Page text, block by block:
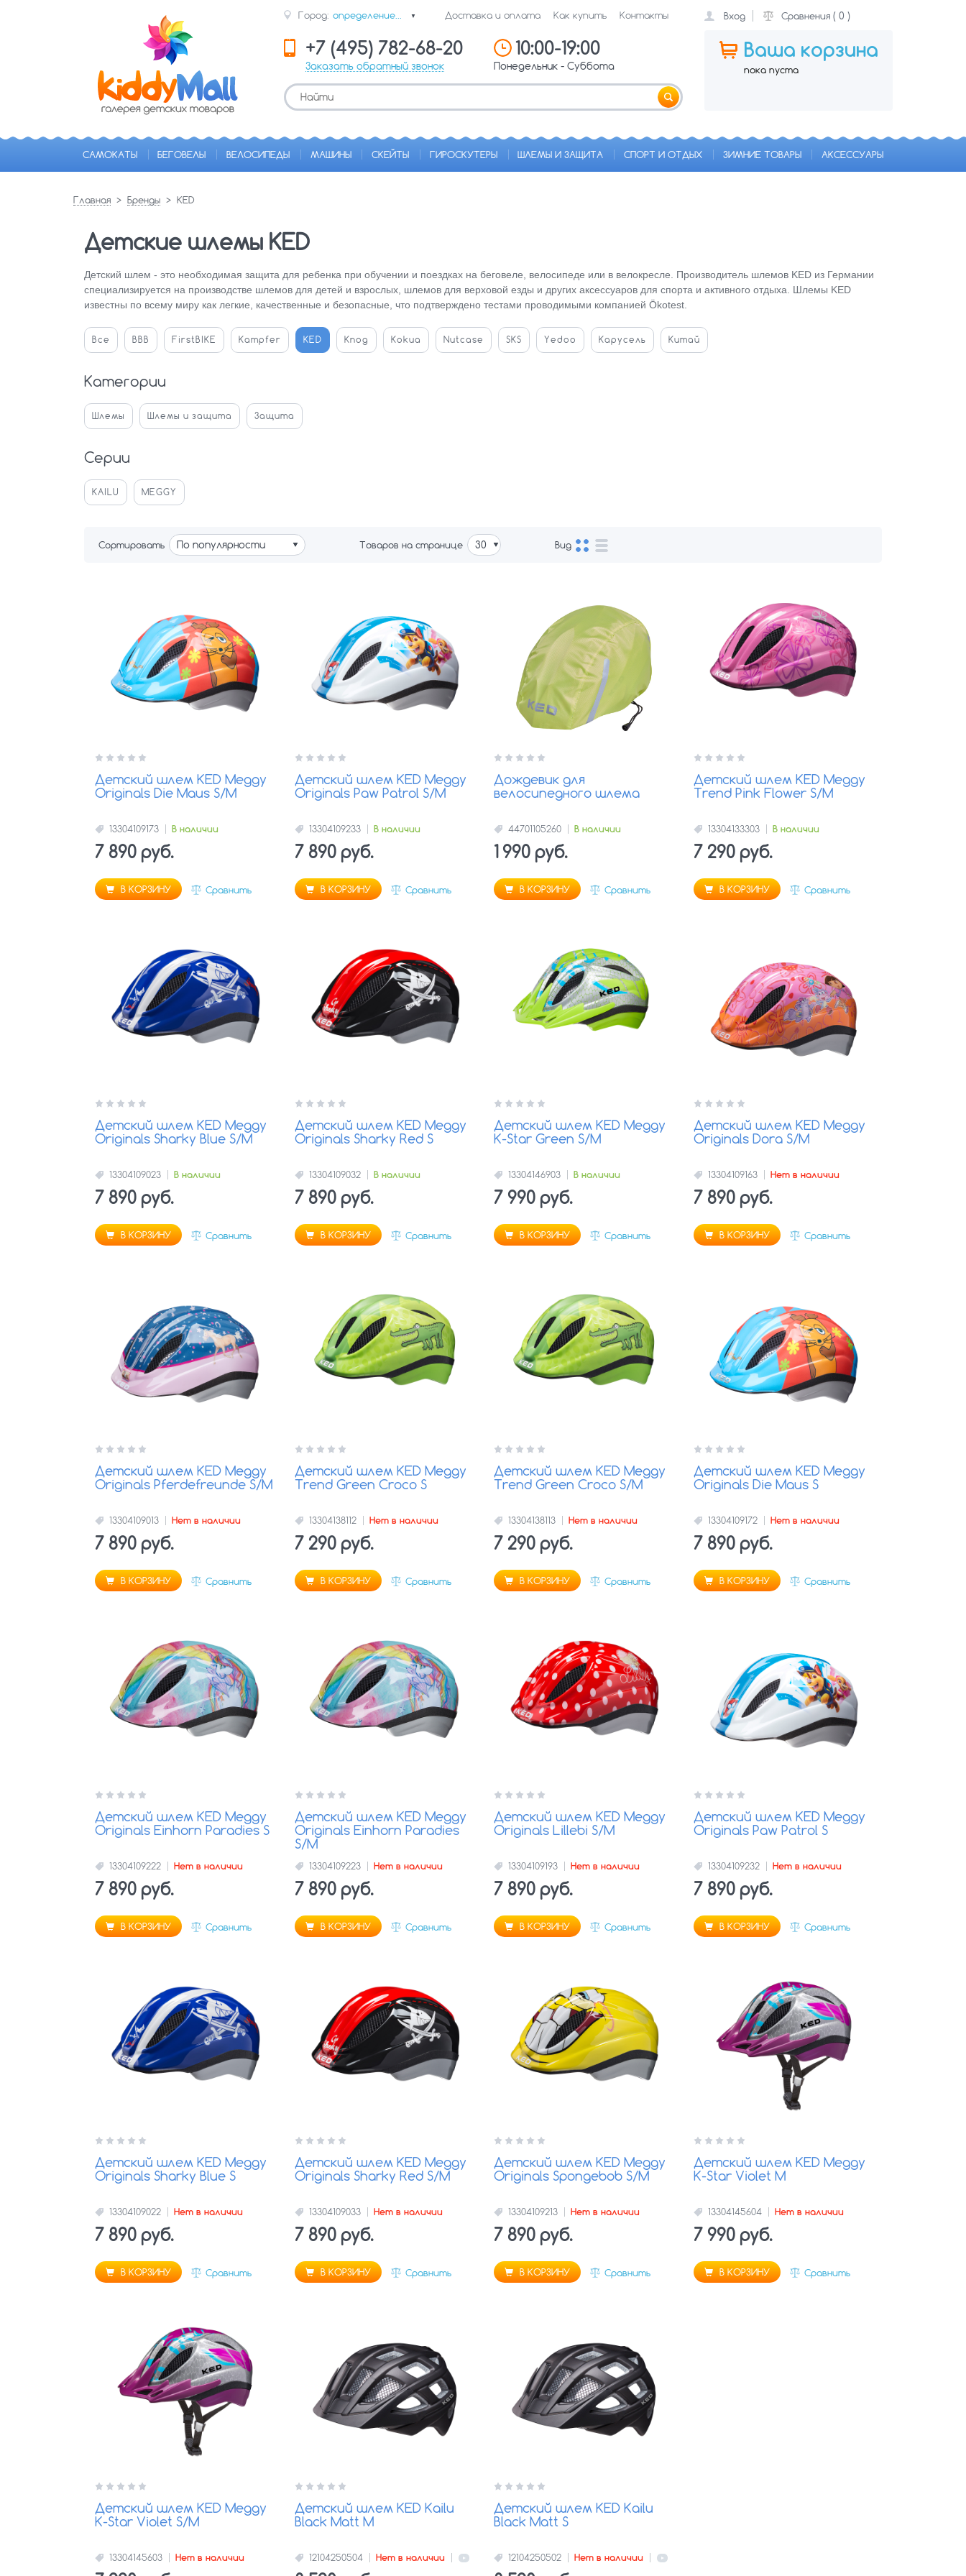
Город: определение... ▼ Доставка и оплата Как купить Контакты
+7 (495) 782-68-20
Заказать обратный звонок
10:00-19:00
Понедельник - Суббота
Вход Сравнения( 0 )
Ваша корзина
пока пуста
САМОКАТЫ БЕГОВЕЛЫ ВЕЛОСИПЕДЫ МАШИНЫ СКЕЙТЫ ГИРОСКУТЕРЫ ШЛЕМЫ И ЗАЩИТА СПОРТ И ОТДЫХ ЗИМНИЕ ТОВАРЫ АКСЕССУАРЫ
Главная Бренды KED
Детские шлемы KED
Детский шлем - это необходимая защита для ребенка при обучении и поездках на беговеле, велосипеде или в велокресле. Производитель шлемов KED из Германии
специализируется на производстве шлемов для детей и взрослых, шлемов для верховой езды и других аксессуаров для спорта и активного отдыха. Шлемы KED
известны по всему миру как легкие, качественные и безопасные, что подтверждено тестами проводимыми компанией Ökotest.
Все BBB FirstBIKE Kampfer KED Knog Kokua Nutcase SKS Yedoo Карусель Китай
Категории
Шлемы Шлемы и защита Защита
Серии
KAILU MEGGY
Сортировать Товаров на странице Вид
Детский шлем KED Meggy
Originals Die Maus S/M
13304109173 В наличии
7 890 руб.
В КОРЗИНУ Сравнить
Детский шлем KED Meggy
Originals Paw Patrol S/M
13304109233 В наличии
7 890 руб.
В КОРЗИНУ Сравнить
Дождевик для
велосипедного шлема
44701105260 В наличии
1 990 руб.
В КОРЗИНУ Сравнить
Детский шлем KED Meggy
Trend Pink Flower S/M
13304133303 В наличии
7 290 руб.
В КОРЗИНУ Сравнить
Детский шлем KED Meggy
Originals Sharky Blue S/M
13304109023 В наличии
7 890 руб.
В КОРЗИНУ Сравнить
Детский шлем KED Meggy
Originals Sharky Red S
13304109032 В наличии
7 890 руб.
В КОРЗИНУ Сравнить
Детский шлем KED Meggy
K-Star Green S/M
13304146903 В наличии
7 990 руб.
В КОРЗИНУ Сравнить
Детский шлем KED Meggy
Originals Dora S/M
13304109163 Нет в наличии
7 890 руб.
В КОРЗИНУ Сравнить
Детский шлем KED Meggy
Originals Pferdefreunde S/M
13304109013 Нет в наличии
7 890 руб.
В КОРЗИНУ Сравнить
Детский шлем KED Meggy
Trend Green Croco S
13304138112 Нет в наличии
7 290 руб.
В КОРЗИНУ Сравнить
Детский шлем KED Meggy
Trend Green Croco S/M
13304138113 Нет в наличии
7 290 руб.
В КОРЗИНУ Сравнить
Детский шлем KED Meggy
Originals Die Maus S
13304109172 Нет в наличии
7 890 руб.
В КОРЗИНУ Сравнить
Детский шлем KED Meggy
Originals Einhorn Paradies S
13304109222 Нет в наличии
7 890 руб.
В КОРЗИНУ Сравнить
Детский шлем KED Meggy
Originals Einhorn Paradies
S/M
13304109223 Нет в наличии
7 890 руб.
В КОРЗИНУ Сравнить
Детский шлем KED Meggy
Originals Lillebi S/M
13304109193 Нет в наличии
7 890 руб.
В КОРЗИНУ Сравнить
Детский шлем KED Meggy
Originals Paw Patrol S
13304109232 Нет в наличии
7 890 руб.
В КОРЗИНУ Сравнить
Детский шлем KED Meggy
Originals Sharky Blue S
13304109022 Нет в наличии
7 890 руб.
В КОРЗИНУ Сравнить
Детский шлем KED Meggy
Originals Sharky Red S/M
13304109033 Нет в наличии
7 890 руб.
В КОРЗИНУ Сравнить
Детский шлем KED Meggy
Originals Spongebob S/M
13304109213 Нет в наличии
7 890 руб.
В КОРЗИНУ Сравнить
Детский шлем KED Meggy
K-Star Violet M
13304145604 Нет в наличии
7 990 руб.
В КОРЗИНУ Сравнить
Детский шлем KED Meggy
K-Star Violet S/M
13304145603 Нет в наличии
Детский шлем KED Kailu
Black Matt M
12104250504 Нет в наличии
Детский шлем KED Kailu
Black Matt S
12104250502 Нет в наличии